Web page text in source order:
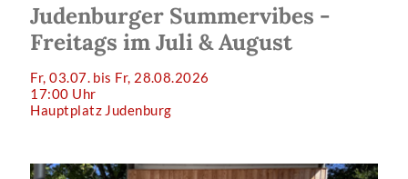
Judenburger Summervibes -
Freitags im Juli & August
Fr, 03.07. bis Fr, 28.08.2026
17:00 Uhr
Hauptplatz Judenburg